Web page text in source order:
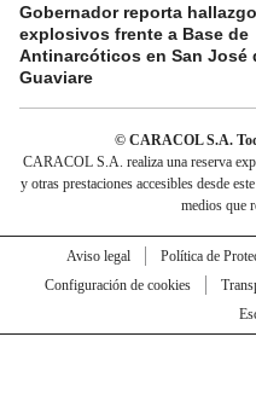
Gobernador reporta
explosivos frente a Base de
Antinarcóticos en San José
Guaviare
© CARACOL S.A.
CARACOL S.A. realiza una reserva
y otras prestaciones accesibles desde
medios que
Aviso legal Política de
Configuración de cookies